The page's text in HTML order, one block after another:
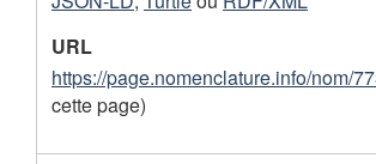
m
e
n
t
URL
https://page.nomenclature.info/nom/
cette page)